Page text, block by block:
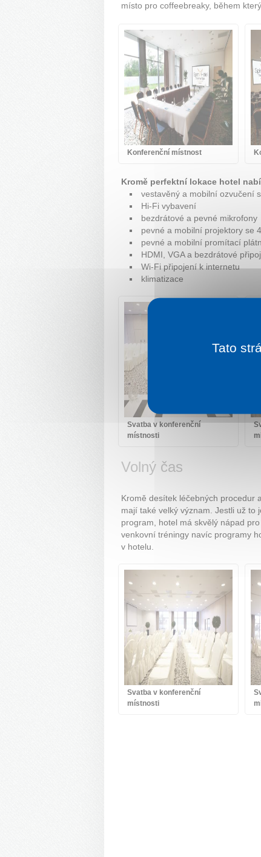
místo pro coffeebreaky, během
Konferenční místnost
Kromě perfektní lokace hotel
vestavěný a mobilní ozvučení
Hi-Fi vybavení
bezdrátové a pevné mikrofony
pevné a mobilní projektory se
pevné a mobilní promítací
HDMI, VGA a bezdrátové
Wi-Fi připojení k internetu
klimatizace
Svatba v konferenční
místnosti
Volný čas
Kromě desítek léčebných procedur
mají také velký význam. Jestli už
program, hotel má skvělý nápad
venkovní tréningy navíc programy
v hotelu.
Svatba v konferenční
místnosti
Tato